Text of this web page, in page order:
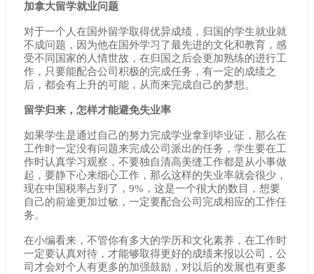
加拿大留学就业问题
对于一个人在国外留学取得优异成绩，归国的学生就业就
不成问题，因为他在国外学习了最先进的文化和教育，感
受不同国家的人情世故，在归国之后会更加熟练的进行工
作，只要能配合公司积极的完成任务，有一定的成绩之
后，都会有上升的可能，从而来完成自己的梦想。
留学归来，怎样才能避免失业率
如果学生是通过自己的努力完成学业拿到毕业证，那么在
工作时一定没有问题来完成公司派出的任务，学生要在工
作时认真学习观察，不要独自清高美缝工作都是从小事做
起，要静下心来细心工作，那么这样的失业率就会很少，
现在中国税率占到了，9%，这是一个很大的数目，想要
自己的前途更加过敏，一定要配合公司完成相应的工作任
务。
在小编看来，不管你有多大的学历和文化素养，在工作时
一定要认真对待，才能够取得更好的成绩来报以公司，公
司才会对个人有更多的加强鼓励，对以后的发展也有更多